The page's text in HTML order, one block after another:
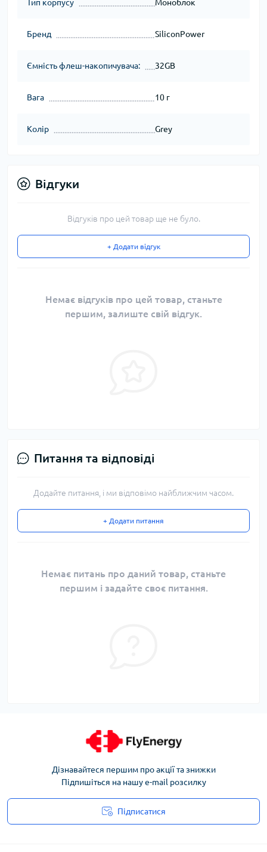
Тип корпусу Моноблок
Бренд SiliconPower
Ємність флеш-накопичувача: 32GB
Вага 10 г
Колір Grey
Відгуки
Відгуків про цей товар ще не було.
+ Додати відгук
Немає відгуків про цей товар, станьте
першим, залиште свій відгук.
Питання та відповіді
Додайте питання, і ми відповімо найближчим часом.
+ Додати питання
Немає питань про даний товар, станьте
першим і задайте своє питання.
Дізнавайтеся першим про акції та знижки
Підпишіться на нашу e-mail розсилку
Підписатися